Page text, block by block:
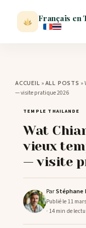
Français en
VISITER
MÉTÉO
BLOG
ACCUEIL » ALL POSTS »
— visite pratique 2026
TEMPLE THAILANDE
Wat
vieux
— visite
ParStéphane
Publié le 11
· 14 min de